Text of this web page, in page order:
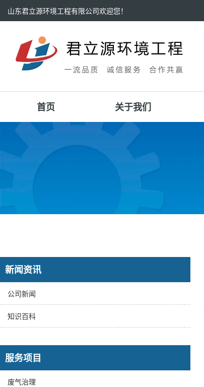
山东君立源环境工程有限公司欢迎您！
首页 关于我们
新闻资讯
公司新闻
知识百科
服务项目
废气治理